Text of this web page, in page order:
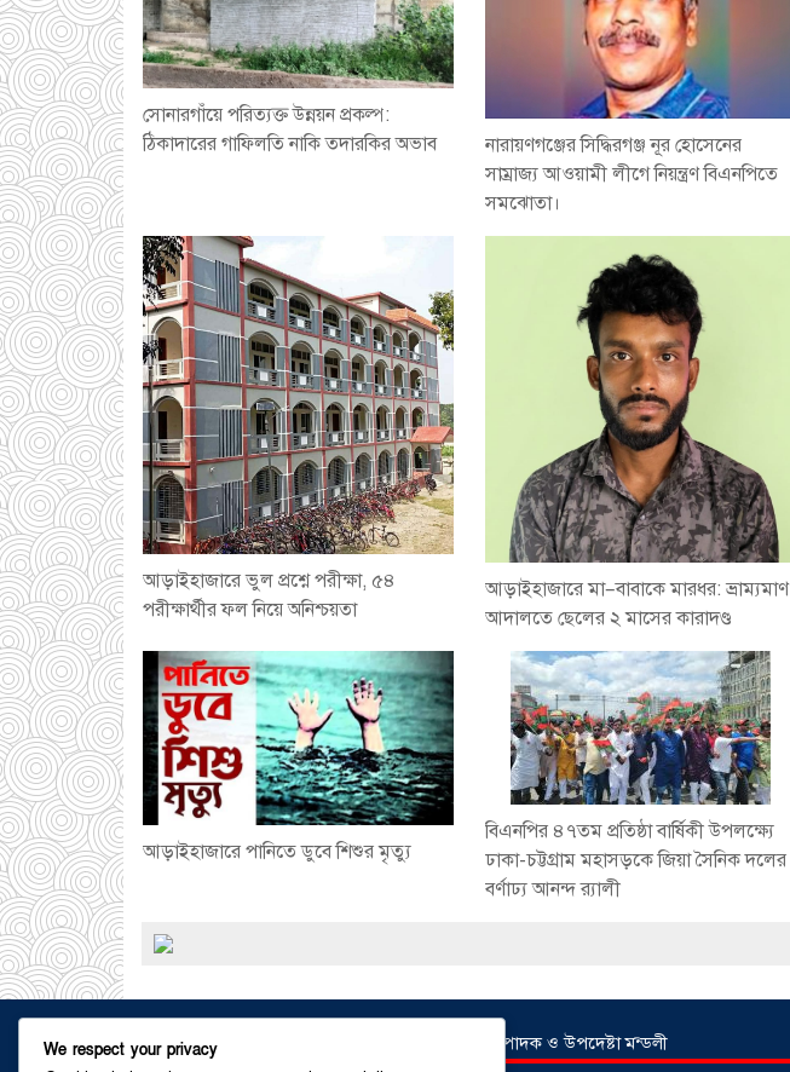
সোনারগাঁয়ে পরিত্যক্ত উন্নয়ন প্রকল্প:
ঠিকাদারের গাফিলতি নাকি তদারকির অভাব
নারায়ণগঞ্জের সিদ্ধিরগঞ্জ নূর হোসেনের
সাম্রাজ্য আওয়ামী লীগে নিয়ন্ত্রণ বিএনপিতে
সমঝোতা।
আড়াইহাজারে ভুল প্রশ্নে পরীক্ষা, ৫৪
পরীক্ষার্থীর ফল নিয়ে অনিশ্চয়তা
আড়াইহাজারে মা–বাবাকে মারধর: ভ্রাম্যমাণ
আদালতে ছেলের ২ মাসের কারাদণ্ড
আড়াইহাজারে পানিতে ডুবে শিশুর মৃত্যু
বিএনপির ৪৭তম প্রতিষ্ঠা বার্ষিকী উপলক্ষ্যে
ঢাকা-চট্টগ্রাম মহাসড়কে জিয়া সৈনিক দলের
বর্ণাঢ্য আনন্দ র‌্যালী
সম্পাদক ও উপদেষ্টা মন্ডলী
We respect your privacy